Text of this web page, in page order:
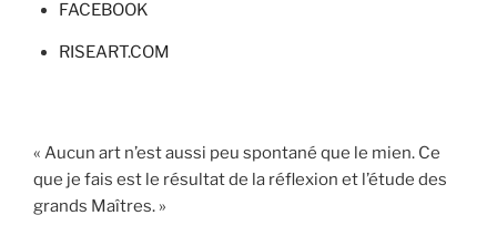
FACEBOOK
RISEART.COM
« Aucun art n’est aussi peu spontané que le mien. Ce
que je fais est le résultat de la réflexion et l’étude des
grands Maîtres. »